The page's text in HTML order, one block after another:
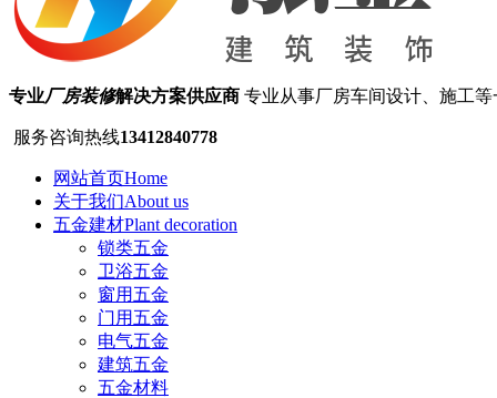
专业厂房装修解决方案供应商 专业从事厂房车间设计、施工
服务咨询热线13412840778
网站首页Home
关于我们About us
五金建材Plant decoration
锁类五金
卫浴五金
窗用五金
门用五金
电气五金
建筑五金
五金材料